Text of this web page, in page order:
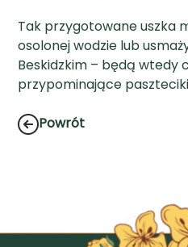
Tak przygotowane uszka
osolonej wodzie lub
Beskidzkim – będą wtedy
przypominające
Powrót